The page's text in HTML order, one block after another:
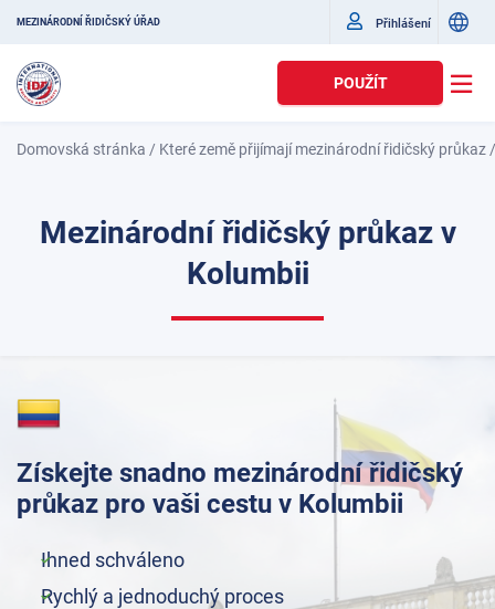
MEZINÁRODNÍ ŘIDIČSKÝ ÚŘAD Přihlášení
POUŽÍT
Domovská stránka / Které země přijímají mezinárodní řidičský průkaz
Mezinárodní řidičský průkaz v
Kolumbii
Získejte snadno mezinárodní řidičský
průkaz pro vaši cestu v Kolumbii
Ihned schváleno
Rychlý a jednoduchý proces